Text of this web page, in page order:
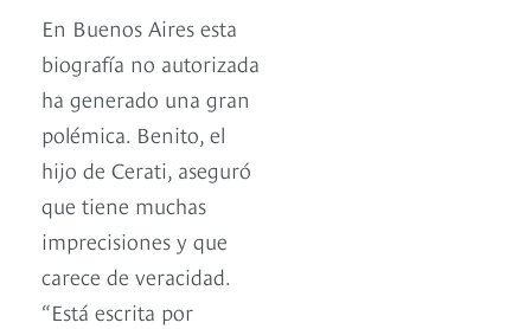
En Buenos Aires esta
biografía no autorizada
ha generado una gran
polémica. Benito, el
hijo de Cerati, aseguró
que tiene muchas
imprecisiones y que
carece de veracidad.
“Está escrita por